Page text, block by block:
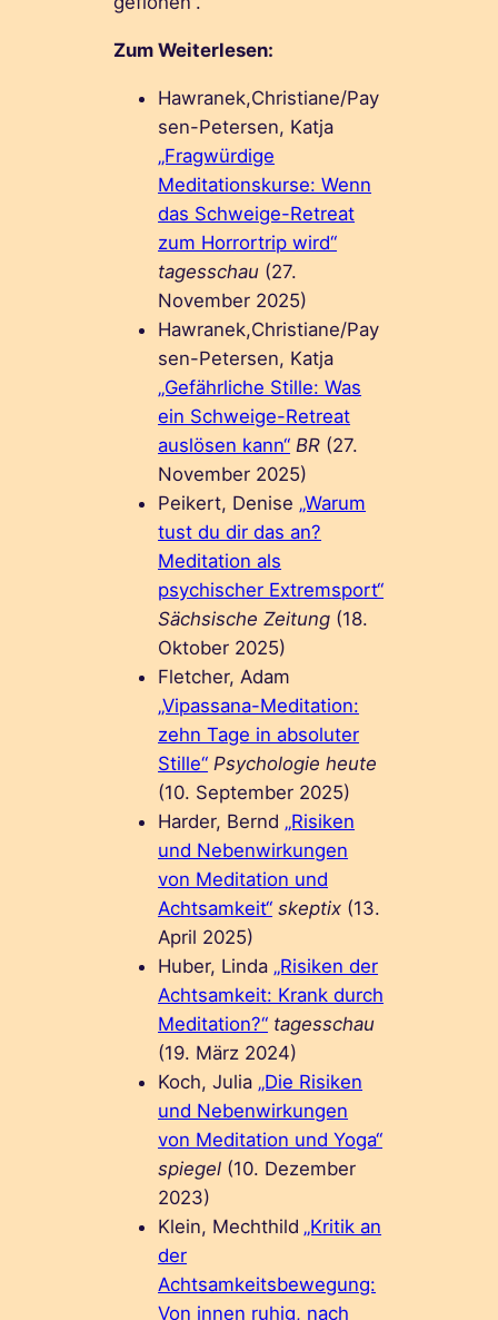
Zum Weiterlesen:
Hawranek,Christiane/Pay
sen-Petersen, Katja
„Fragwürdige
Meditationskurse: Wenn
das Schweige-Retreat
zum Horrortrip wird“
tagesschau (27.
November 2025)
Hawranek,Christiane/Pay
sen-Petersen, Katja
„Gefährliche Stille: Was
ein Schweige-Retreat
auslösen kann“ BR (27.
November 2025)
Peikert, Denise „Warum
tust du dir das an?
Meditation als
psychischer Extremsport“
Sächsische Zeitung (18.
Oktober 2025)
Fletcher, Adam
„Vipassana-Meditation:
zehn Tage in absoluter
Stille“ Psychologie heute
(10. September 2025)
Harder, Bernd „Risiken
und Nebenwirkungen
von Meditation und
Achtsamkeit“ skeptix (13.
April 2025)
Huber, Linda „Risiken der
Achtsamkeit: Krank durch
Meditation?“ tagesschau
(19. März 2024)
Koch, Julia „Die Risiken
und Nebenwirkungen
von Meditation und Yoga“
spiegel (10. Dezember
2023)
Klein, Mechthild „Kritik an
der
Achtsamkeitsbewegung:
Von innen ruhig, nach